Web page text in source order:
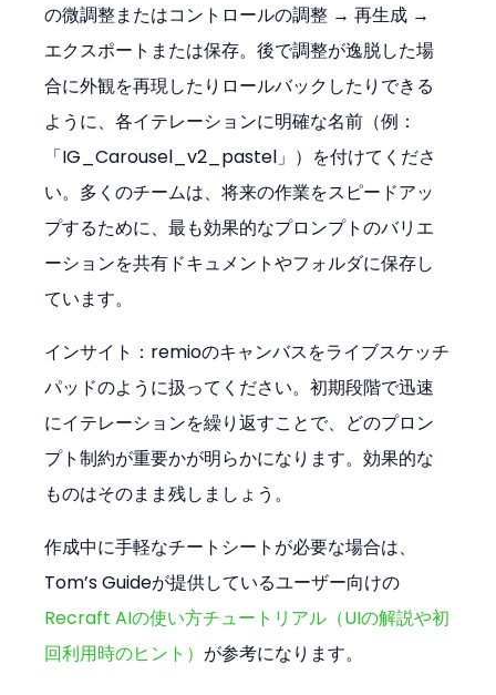
の微調整またはコントロールの調整 → 再生成 →
エクスポートまたは保存。後で調整が逸脱した場
合に外観を再現したりロールバックしたりできる
ように、各イテレーションに明確な名前（例：
「IG_Carousel_v2_pastel」）を付けてくださ
い。多くのチームは、将来の作業をスピードアッ
プするために、最も効果的なプロンプトのバリエ
ーションを共有ドキュメントやフォルダに保存し
ています。
インサイト：remioのキャンバスをライブスケッチ
パッドのように扱ってください。初期段階で迅速
にイテレーションを繰り返すことで、どのプロン
プト制約が重要かが明らかになります。効果的な
ものはそのまま残しましょう。
作成中に手軽なチートシートが必要な場合は、
Tom’s Guideが提供しているユーザー向けの
Recraft AIの使い方チュートリアル（UIの解説や初
回利用時のヒント） が参考になります。